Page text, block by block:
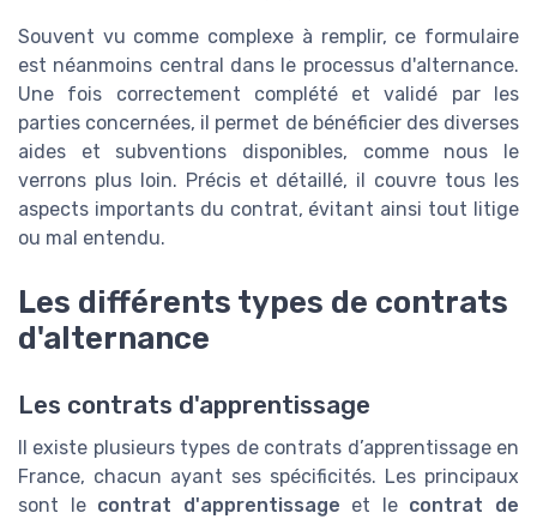
Souvent vu comme complexe à remplir, ce formulaire
est néanmoins central dans le processus d'alternance.
Une fois correctement complété et validé par les
parties concernées, il permet de bénéficier des diverses
aides et subventions disponibles, comme nous le
verrons plus loin. Précis et détaillé, il couvre tous les
aspects importants du contrat, évitant ainsi tout litige
ou mal entendu.
Les différents types de contrats
d'alternance
Les contrats d'apprentissage
Il existe plusieurs types de contrats d’apprentissage en
France, chacun ayant ses spécificités. Les principaux
sont le contrat d'apprentissage et le contrat de